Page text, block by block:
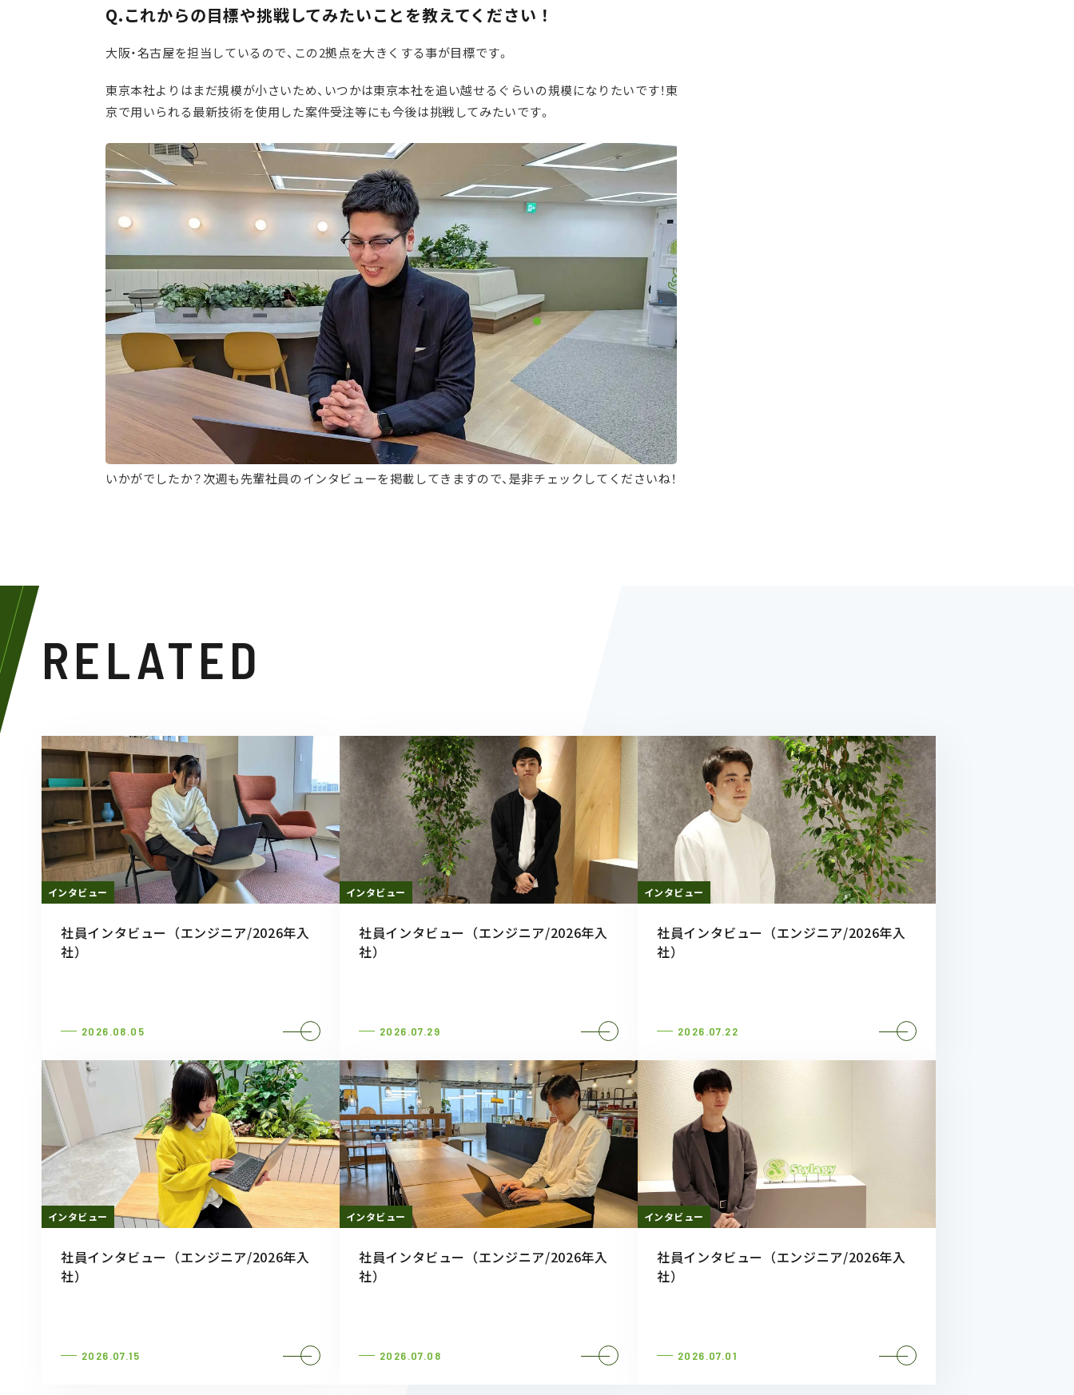
Q.これからの目標や挑戦してみたいことを教えてください！
大阪・名古屋を担当しているので、この2拠点を大きくする事が目標です。
東京本社よりはまだ規模が小さいため、いつかは東京本社を追い越せるぐらいの規模になりたいです！東
京で用いられる最新技術を使用した案件受注等にも今後は挑戦してみたいです。
いかがでしたか？次週も先輩社員のインタビューを掲載してきますので、是非チェックしてくださいね！
RELATED
インタビュー
社員インタビュー（エンジニア/2026年入
社）
2026.08.05
インタビュー
社員インタビュー（エンジニア/2026年入
社）
2026.07.29
インタビュー
社員インタビュー（エンジニア/2026年入
社）
2026.07.22
インタビュー
社員インタビュー（エンジニア/2026年入
社）
2026.07.15
インタビュー
社員インタビュー（エンジニア/2026年入
社）
2026.07.08
インタビュー
社員インタビュー（エンジニア/2026年入
社）
2026.07.01